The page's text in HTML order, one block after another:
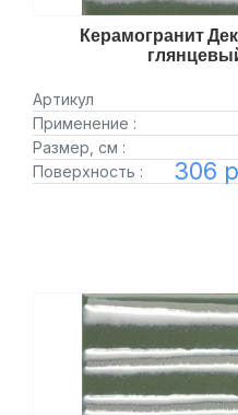
Керамогранит
Артикул
Применение :
Размер, см :
Поверхность :
306